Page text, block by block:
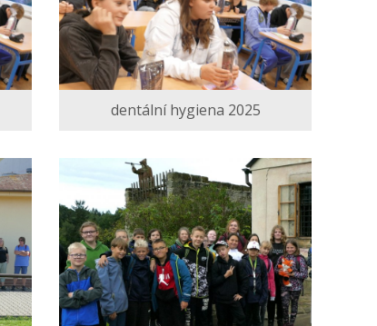
dentální hygiena 2025